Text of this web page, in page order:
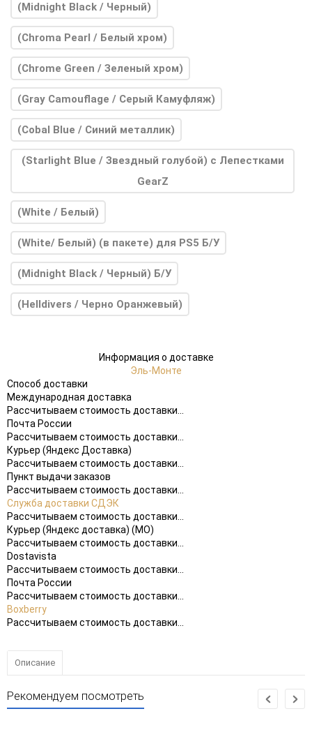
(Midnight Black / Черный)
(Chroma Pearl / Белый хром)
(Chrome Green / Зеленый хром)
(Gray Camouflage / Серый Камуфляж)
(Cobal Blue / Синий металлик)
(Starlight Blue / Звездный голубой) с Лепестками
GearZ
(White / Белый)
(White/ Белый) (в пакете) для PS5 Б/У
(Midnight Black / Черный) Б/У
(Helldivers / Черно Оранжевый)
Информация о доставке
Эль-Монте
Способ доставки
Международная доставка
Рассчитываем стоимость доставки...
Почта России
Рассчитываем стоимость доставки...
Курьер (Яндекс Доставка)
Рассчитываем стоимость доставки...
Пункт выдачи заказов
Рассчитываем стоимость доставки...
Служба доставки СДЭК
Рассчитываем стоимость доставки...
Курьер (Яндекс доставка) (МО)
Рассчитываем стоимость доставки...
Dostavista
Рассчитываем стоимость доставки...
Почта России
Рассчитываем стоимость доставки...
Boxberry
Рассчитываем стоимость доставки...
Описание
Рекомендуем посмотреть